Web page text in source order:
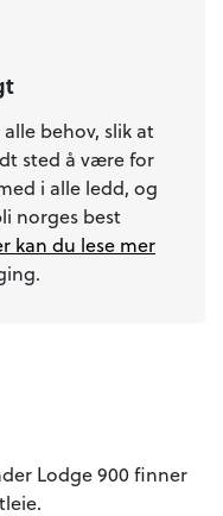
behov, slik at
sted å være for
i alle ledd, og
norges best
kan du lese mer
Lodge 900 finner